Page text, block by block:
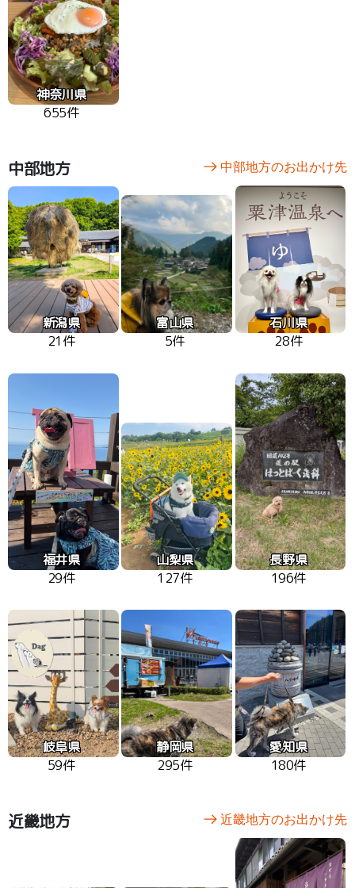
神奈川県
655件
中部地方 中部地方のお出かけ先
新潟県
21件
富山県
5件
石川県
28件
福井県
29件
山梨県
127件
長野県
196件
岐阜県
59件
静岡県
295件
愛知県
180件
近畿地方 近畿地方のお出かけ先